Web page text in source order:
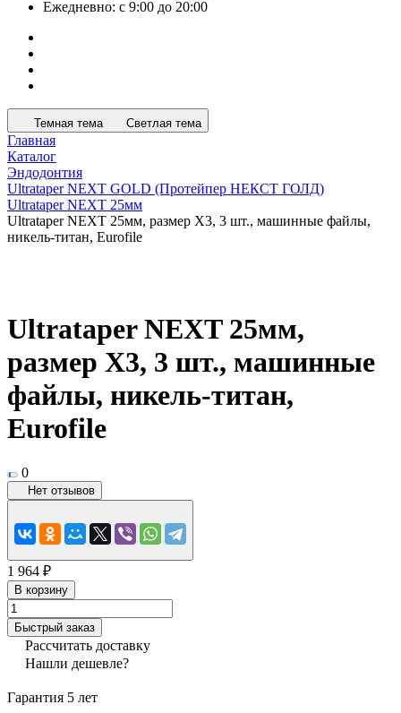
Ежедневно: с 9:00 до 20:00
Темная тема Светлая тема
Главная
Каталог
Эндодонтия
Ultrataper NEXT GOLD (Протейпер НЕКСТ ГОЛД)
Ultrataper NEXT 25мм
Ultrataper NEXT 25мм, размер X3, 3 шт., машинные файлы,
никель-титан, Eurofile
Ultrataper NEXT 25мм,
размер X3, 3 шт., машинные
файлы, никель-титан,
Eurofile
0
Нет отзывов
1 964 ₽
В корзину
Быстрый заказ
Рассчитать доставку
Нашли дешевле?
Гарантия 5 лет